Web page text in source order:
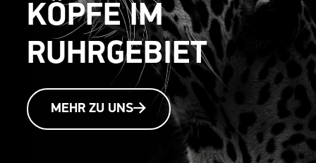
KÖPFE IM
RUHRGEBIET
MEHR ZU UNS